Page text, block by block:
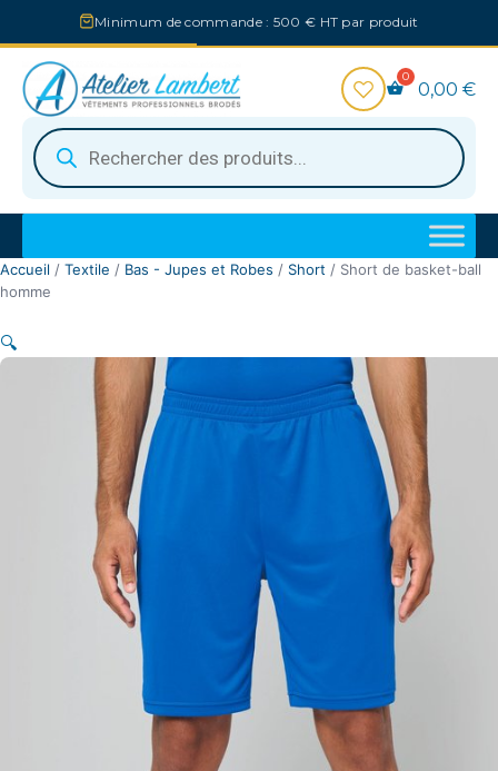
au
contenu
Minimum de commande : 500 € HT par produit
Recherche
de
produits
0,00 €
Accueil / Textile / Bas - Jupes et Robes / Short / Short de basket-ball
homme
🔍